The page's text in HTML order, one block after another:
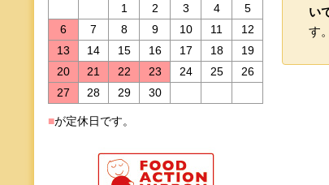
1
2 3 4
5
6
7 8 9 10 11
12
13
14 15 16 17 18
19
20
21 22 23 24 25
26
27
28 29 30
■が定休日です。
い
す